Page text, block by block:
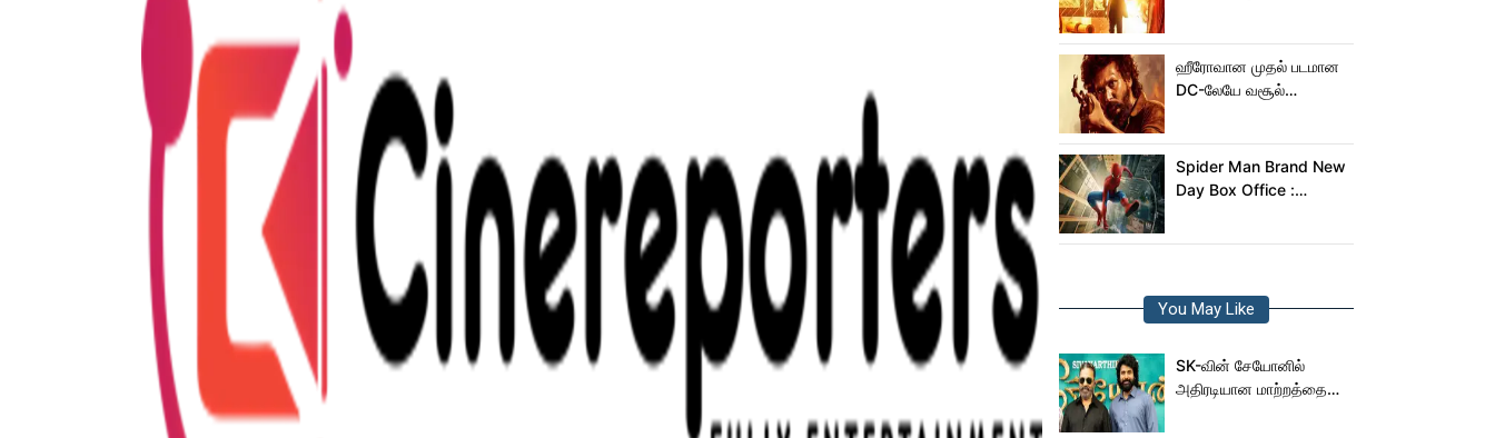
ஹீரோவான முதல் படமான
DC-லேயே வசூல்
Spider Man Brand New
Day Box Office :
You May Like
SK-வின் சேயோனில்
அதிரடியான மாற்றத்தை